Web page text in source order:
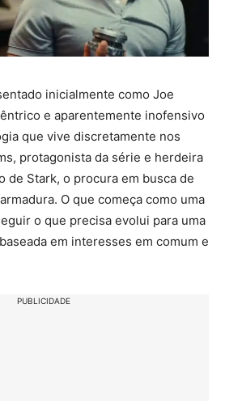
inicialmente como Joe
e aparentemente inofensivo
que vive discretamente nos
protagonista da série e herdeira
de Stark, o procura em busca de
O que começa como uma
o que precisa evolui para uma
em interesses em comum e
PUBLICIDADE